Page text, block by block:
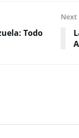
Todo
Next